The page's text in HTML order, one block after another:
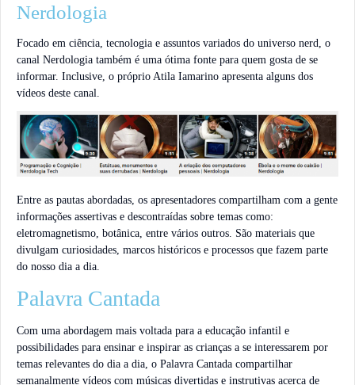
Nerdologia
Focado em ciência, tecnologia e assuntos variados do universo nerd, o
canal Nerdologia também é uma ótima fonte para quem gosta de se
informar. Inclusive, o próprio Atila Iamarino apresenta alguns dos
vídeos deste canal.
Entre as pautas abordadas, os apresentadores compartilham com a gente
informações assertivas e descontraídas sobre temas como:
eletromagnetismo, botânica, entre vários outros. São materiais que
divulgam curiosidades, marcos históricos e processos que fazem parte
do nosso dia a dia.
Palavra Cantada
Com uma abordagem mais voltada para a educação infantil e
possibilidades para ensinar e inspirar as crianças a se interessarem por
temas relevantes do dia a dia, o Palavra Cantada compartilhar
semanalmente vídeos com músicas divertidas e instrutivas acerca de